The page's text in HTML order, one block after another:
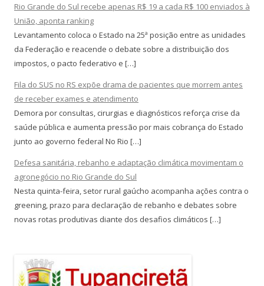
Rio Grande do Sul recebe apenas R$ 19 a cada R$ 100 enviados à
União, aponta ranking
Levantamento coloca o Estado na 25ª posição entre as unidades
da Federação e reacende o debate sobre a distribuição dos
impostos, o pacto federativo e […]
Fila do SUS no RS expõe drama de pacientes que morrem antes
de receber exames e atendimento
Demora por consultas, cirurgias e diagnósticos reforça crise da
saúde pública e aumenta pressão por mais cobrança do Estado
junto ao governo federal No Rio […]
Defesa sanitária, rebanho e adaptação climática movimentam o
agronegócio no Rio Grande do Sul
Nesta quinta-feira, setor rural gaúcho acompanha ações contra o
greening, prazo para declaração de rebanho e debates sobre
novas rotas produtivas diante dos desafios climáticos […]